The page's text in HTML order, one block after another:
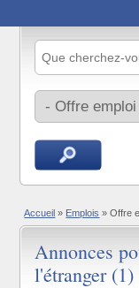
Accueil » Emplois » Offre
Annonces
l'étranger (1)